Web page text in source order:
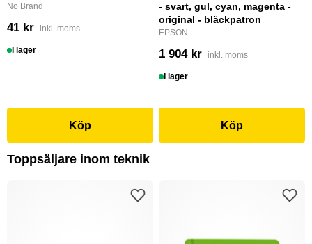
No Brand
41 kr inkl. moms
I lager
Köp
- svart, gul, cyan, magenta -
original - bläckpatron
EPSON
1 904 kr inkl. moms
I lager
Köp
Toppsäljare inom teknik